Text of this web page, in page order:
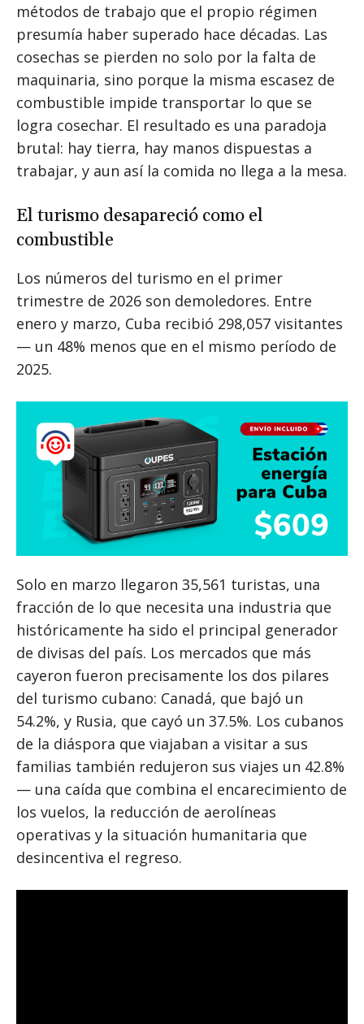
métodos de trabajo que el propio régimen
presumía haber superado hace décadas. Las
cosechas se pierden no solo por la falta de
maquinaria, sino porque la misma escasez de
combustible impide transportar lo que se
logra cosechar. El resultado es una paradoja
brutal: hay tierra, hay manos dispuestas a
trabajar, y aun así la comida no llega a la mesa.
El turismo desapareció como el
combustible
Los números del turismo en el primer
trimestre de 2026 son demoledores. Entre
enero y marzo, Cuba recibió 298,057 visitantes
— un 48% menos que en el mismo período de
2025.
Solo en marzo llegaron 35,561 turistas, una
fracción de lo que necesita una industria que
históricamente ha sido el principal generador
de divisas del país. Los mercados que más
cayeron fueron precisamente los dos pilares
del turismo cubano: Canadá, que bajó un
54.2%, y Rusia, que cayó un 37.5%. Los cubanos
de la diáspora que viajaban a visitar a sus
familias también redujeron sus viajes un 42.8%
— una caída que combina el encarecimiento de
los vuelos, la reducción de aerolíneas
operativas y la situación humanitaria que
desincentiva el regreso.